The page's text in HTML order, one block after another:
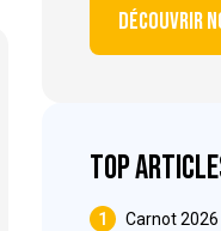
Découvrir
Top
1
Carnot